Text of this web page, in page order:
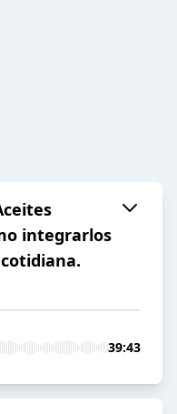
integrarlos
39:43